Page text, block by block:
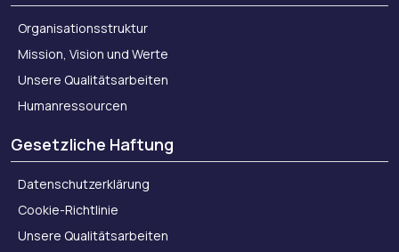
Organisationsstruktur
Mission, Vision und Werte
Unsere Qualitätsarbeiten
Humanressourcen
Gesetzliche Haftung
Datenschutzerklärung
Cookie-Richtlinie
Unsere Qualitätsarbeiten